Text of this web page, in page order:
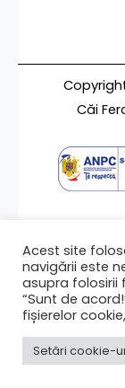
Căi
Acest site
navigării este
asupra folosirii
“Sunt de
fișierelor
Setări cookie-